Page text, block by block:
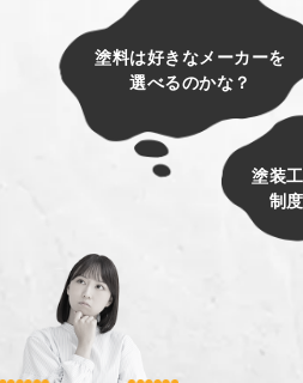
塗料は好きなメーカーを
選べるのかな？
塗装
制